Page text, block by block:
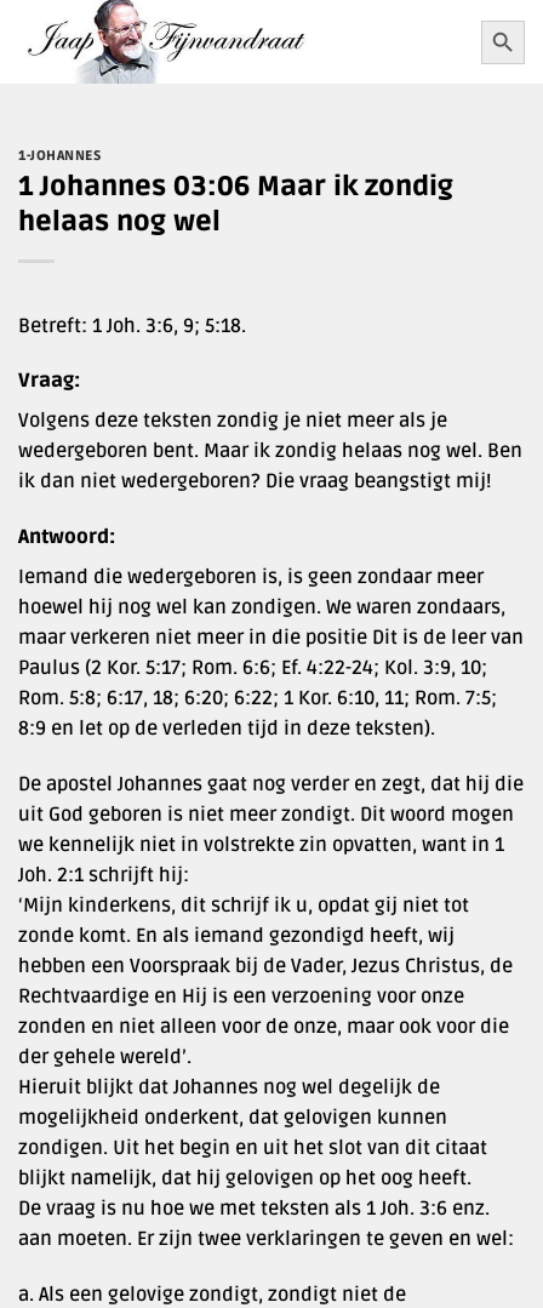
naar
Zoek
naar:
1-JOHANNES
1 Johannes 03:06 Maar ik zondig
helaas nog wel
Betreft: 1 Joh. 3:6, 9; 5:18.
Vraag:
Volgens deze teksten zondig je niet meer als je
wedergeboren bent. Maar ik zondig helaas nog wel. Ben
ik dan niet wedergeboren? Die vraag beangstigt mij!
Antwoord:
Iemand die wedergeboren is, is geen zondaar meer
hoewel hij nog wel kan zondigen. We waren zondaars,
maar verkeren niet meer in die positie Dit is de leer van
Paulus (2 Kor. 5:17; Rom. 6:6; Ef. 4:22-24; Kol. 3:9, 10;
Rom. 5:8; 6:17, 18; 6:20; 6:22; 1 Kor. 6:10, 11; Rom. 7:5;
8:9 en let op de verleden tijd in deze teksten).
De apostel Johannes gaat nog verder en zegt, dat hij die
uit God geboren is niet meer zondigt. Dit woord mogen
we kennelijk niet in volstrekte zin opvatten, want in 1
Joh. 2:1 schrijft hij:
‘Mijn kinderkens, dit schrijf ik u, opdat gij niet tot
zonde komt. En als iemand gezondigd heeft, wij
hebben een Voorspraak bij de Vader, Jezus Christus, de
Rechtvaardige en Hij is een verzoening voor onze
zonden en niet alleen voor de onze, maar ook voor die
der gehele wereld’.
Hieruit blijkt dat Johannes nog wel degelijk de
mogelijkheid onderkent, dat gelovigen kunnen
zondigen. Uit het begin en uit het slot van dit citaat
blijkt namelijk, dat hij gelovigen op het oog heeft.
De vraag is nu hoe we met teksten als 1 Joh. 3:6 enz.
aan moeten. Er zijn twee verklaringen te geven en wel:
a. Als een gelovige zondigt, zondigt niet de